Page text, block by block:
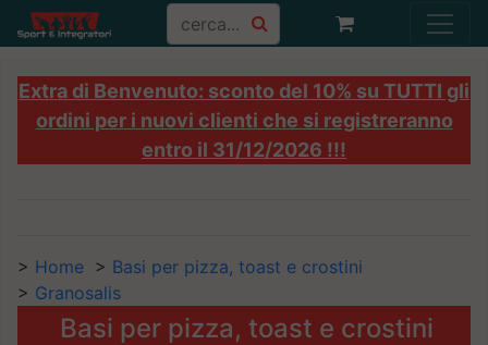
Extra di Benvenuto: sconto del 10% su TUTTI gli
ordini per i nuovi clienti che si registreranno
entro il 31/12/2026 !!!
> Home > Basi per pizza, toast e crostini
> Granosalis
Basi per pizza, toast e crostini